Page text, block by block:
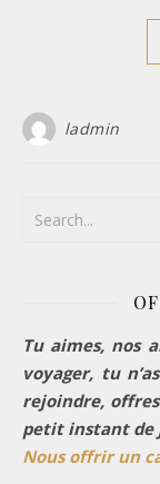
ladmin
Tu aimes, nos
voyager, tu
rejoindre,
petit instant de
Nous offrir un